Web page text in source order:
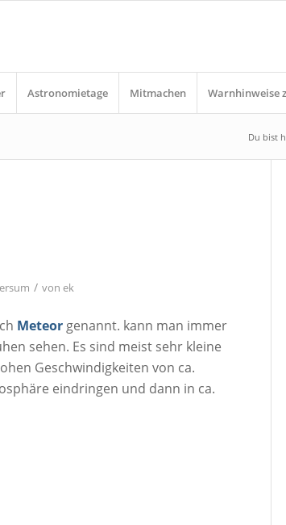
Astronomietage Mitmachen Warnhinweise
Du bist
/ vonek
Meteor genannt. kann man immer
sehen. Es sind meist sehr kleine
Geschwindigkeiten von ca.
eindringen und dann in ca.